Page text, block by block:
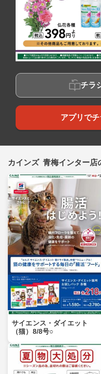
チラ
アプリで
カインズ 青梅インター店
サイエンス・ダイエット
（猫）8/8号○